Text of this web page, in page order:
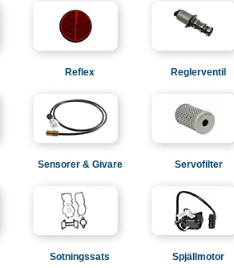
Reflex Reglerventil
Sensorer & Givare Servofilter
Sotningssats Spjällmotor